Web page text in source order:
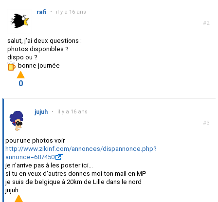
#2
rafi • il y a 16 ans
salut, j'ai deux questions :
photos disponibles ?
dispo ou ?
bonne journée
0
#3
jujuh • il y a 16 ans
pour une photos voir
http://www.zikinf.com/annonces/dispannonce.php?
annonce=687450
je n'arrive pas à les poster ici...
si tu en veux d'autres donnes moi ton mail en MP
je suis de belgique à 20km de Lille dans le nord
jujuh